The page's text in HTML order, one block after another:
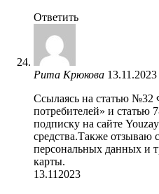
Ответить
Рита Крюкова
Ссылаясь на статью №32
потребителей» и
подписку на сайте
средства.Также отзываю
персональных данных и
карты.
13.112023